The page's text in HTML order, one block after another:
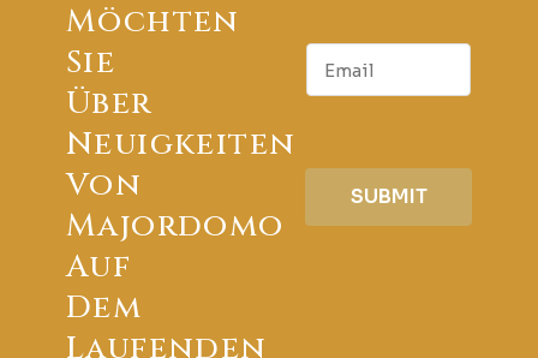
Möchten
Sie
Über
Neuigkeiten
Von
Majordomo
Auf
Dem
Laufenden
E
a
SUBMIT